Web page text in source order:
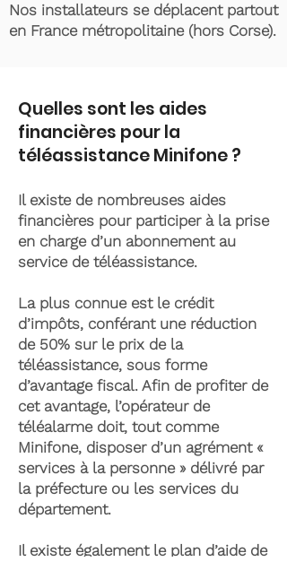
Nos installateurs se déplacent partout
en France métropolitaine (hors Corse).
Quelles sont les aides
financières pour la
téléassistance Minifone ?
Il existe de nombreuses aides
financières pour participer à la prise
en charge d’un abonnement au
service de téléassistance.
La plus connue est le crédit
d’impôts, conférant une réduction
de 50% sur le prix de la
téléassistance, sous forme
d’avantage fiscal. Afin de profiter de
cet avantage, l’opérateur de
téléalarme doit, tout comme
Minifone, disposer d’un agrément «
services à la personne » délivré par
la préfecture ou les services du
département.
Il existe également le plan d’aide de